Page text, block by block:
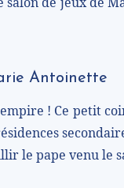
Antoinette
! Ce petit
le pape venu le